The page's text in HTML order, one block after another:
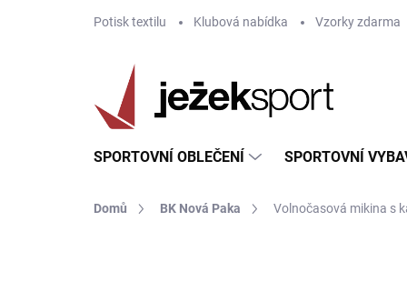
Potisk textilu Klubová nabídka Vzorky zdarma
SPORTOVNÍ OBLEČENÍ SPORTOVNÍ
Domů BK Nová Paka Volnočasová mikina s